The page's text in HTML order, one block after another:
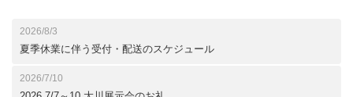
2026/8/3
夏季休業に伴う受付・配送のスケジュール
2026/7/10